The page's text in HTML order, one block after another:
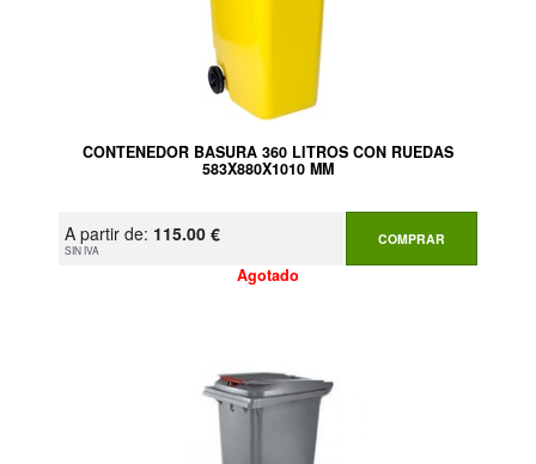
CONTENEDOR BASURA 360 LITROS CON RUEDAS
583X880X1010 MM
A partir de: 115.00 €
SIN IVA
COMPRAR
Agotado